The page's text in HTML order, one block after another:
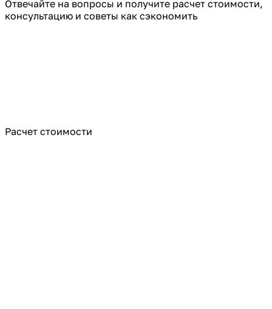
Отвечайте на вопросы и получите расчет стоимости,
консультацию и советы как сэкономить
Расчет стоимости